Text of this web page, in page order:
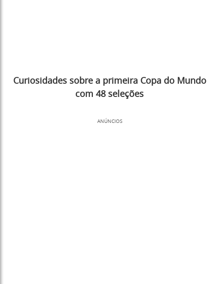
Curiosidades sobre a primeira Copa do Mundo
com 48 seleções
ANÚNCIOS